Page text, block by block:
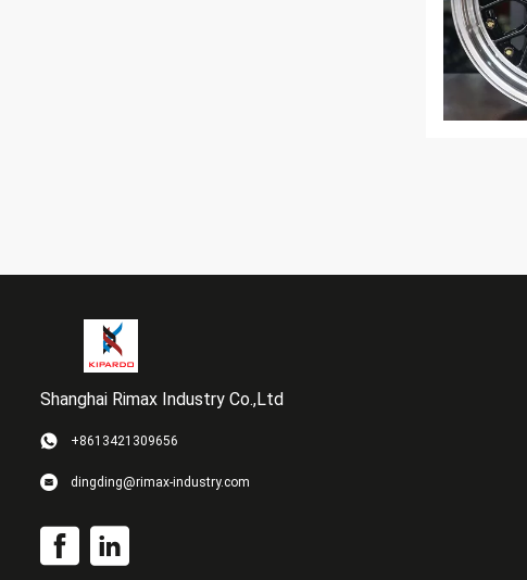
Shanghai Rimax Industry Co.,Ltd
+8613421309656
dingding@rimax-industry.com